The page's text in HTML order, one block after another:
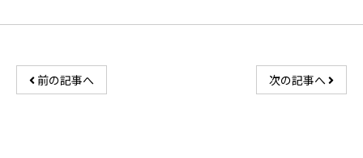
前の記事へ 次の記事へ